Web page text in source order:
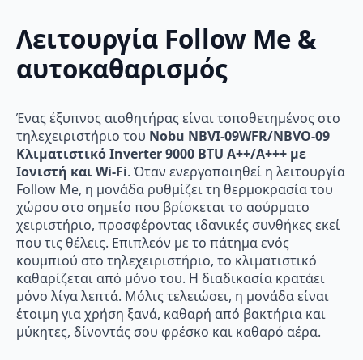
Λειτουργία Follow Me &
αυτοκαθαρισμός
Ένας έξυπνος αισθητήρας είναι τοποθετημένος στο
τηλεχειριστήριο του Nobu NBVI-09WFR/NBVO-09
Κλιματιστικό Inverter 9000 BTU A++/A+++ με
Ιονιστή και Wi-Fi. Όταν ενεργοποιηθεί η λειτουργία
Follow Me, η μονάδα ρυθμίζει τη θερμοκρασία του
χώρου στο σημείο που βρίσκεται το ασύρματο
χειριστήριο, προσφέροντας ιδανικές συνθήκες εκεί
που τις θέλεις. Επιπλεόν με το πάτημα ενός
κουμπιού στο τηλεχειριστήριο, το κλιματιστικό
καθαρίζεται από μόνο του. Η διαδικασία κρατάει
μόνο λίγα λεπτά. Μόλις τελειώσει, η μονάδα είναι
έτοιμη για χρήση ξανά, καθαρή από βακτήρια και
μύκητες, δίνοντάς σου φρέσκο και καθαρό αέρα.